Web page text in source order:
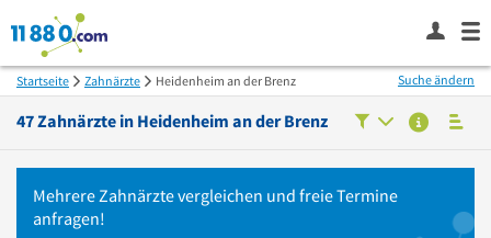
Startseite Zahnärzte Heidenheim an der Brenz
47Zahnärzte in Heidenheim an der Brenz
Suche ändern
MehrereZahnärztevergleichen und freie Termine
anfragen!